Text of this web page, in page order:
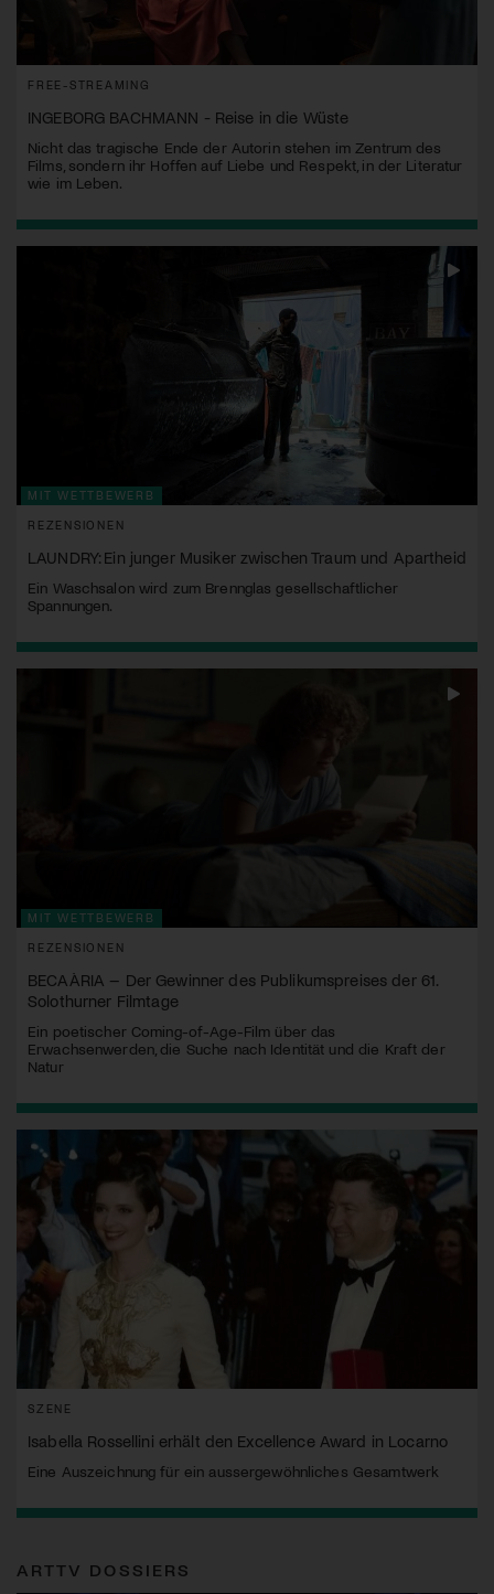
FREE-STREAMING
INGEBORG BACHMANN - Reise in die Wüste
Nicht das tragische Ende der Autorin stehen im Zentrum des
Films, sondern ihr Hoffen auf Liebe und Respekt, in der Literatur
wie im Leben.
MIT WETTBEWERB
REZENSIONEN
LAUNDRY: Ein junger Musiker zwischen Traum und Apartheid
Ein Waschsalon wird zum Brennglas gesellschaftlicher
Spannungen.
MIT WETTBEWERB
REZENSIONEN
BECAÀRIA – Der Gewinner des Publikumspreises der 61.
Solothurner Filmtage
Ein poetischer Coming-of-Age-Film über das
Erwachsenwerden, die Suche nach Identität und die Kraft der
Natur
SZENE
Isabella Rossellini erhält den Excellence Award in Locarno
Eine Auszeichnung für ein aussergewöhnliches Gesamtwerk
ARTTV DOSSIERS